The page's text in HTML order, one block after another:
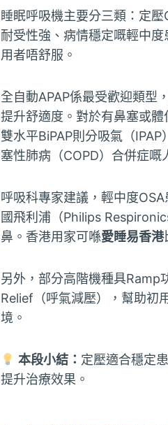
睡眠呼吸機主要分三類：定
耐受性強、病情穩定嘅輕中
用者唔舒服。
全自動APAP係最受歡迎類型
提升舒適度。對於有鼻塞或
雙水平BiPAP則分吸氣（
塞性肺病（COPD）合併症嘅
呼吸科專家建議，輕中度
國飛利浦（Philips
鼻。香港用家可喺愛睡易香港
另外，部分高階機種具
Relief（呼氣減壓），幫助初
境。
本段小結： 定壓適合穩定
提升治療效果。